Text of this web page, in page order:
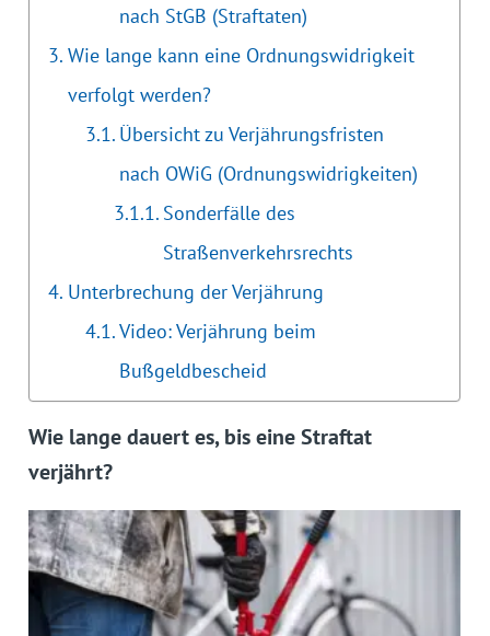
nach StGB (Straftaten)
Wie lange kann eine Ordnungswidrigkeit
verfolgt werden?
Übersicht zu Verjährungsfristen
nach OWiG (Ordnungswidrigkeiten)
Sonderfälle des
Straßenverkehrsrechts
Unterbrechung der Verjährung
Video: Verjährung beim
Bußgeldbescheid
Wie lange dauert es, bis eine Straftat
verjährt?